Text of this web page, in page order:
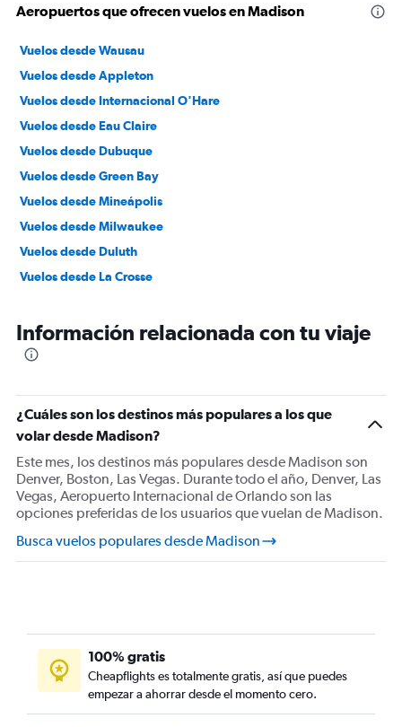
Aeropuertos que ofrecen vuelos en Madison
Vuelos desde Wausau
Vuelos desde Appleton
Vuelos desde Internacional O'Hare
Vuelos desde Eau Claire
Vuelos desde Dubuque
Vuelos desde Green Bay
Vuelos desde Mineápolis
Vuelos desde Milwaukee
Vuelos desde Duluth
Vuelos desde La Crosse
Información relacionada con tu viaje
¿Cuáles son los destinos más populares a los que
volar desde Madison?
Este mes, los destinos más populares desde Madison son
Denver, Boston, Las Vegas. Durante todo el año, Denver, Las
Vegas, Aeropuerto Internacional de Orlando son las
opciones preferidas de los usuarios que vuelan de Madison.
Busca vuelos populares desde Madison
100% gratis
Cheapflights es totalmente gratis, así que puedes
empezar a ahorrar desde el momento cero.